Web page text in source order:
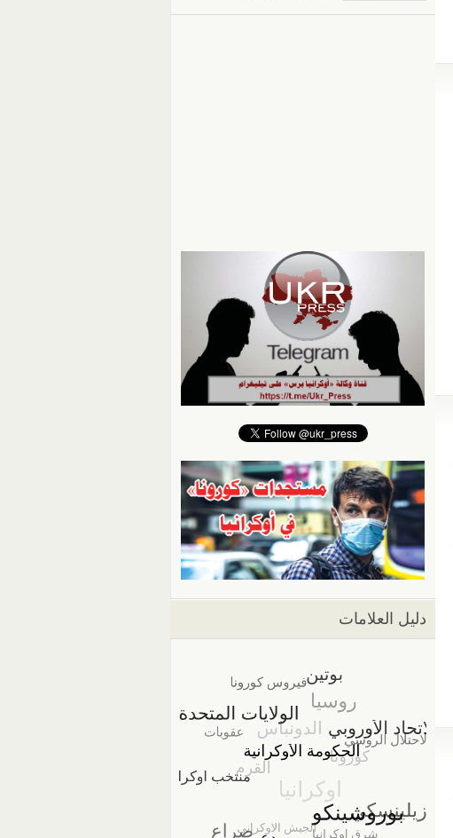
دليل العلامات